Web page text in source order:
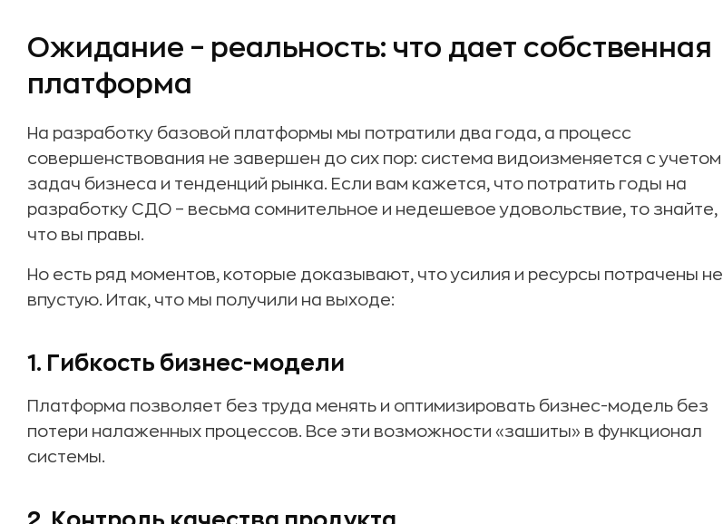
Ожидание – реальность: что дает собственная
платформа
На разработку базовой платформы мы потратили два года, а процесс
совершенствования не завершен до сих пор: система видоизменяется с учетом
задач бизнеса и тенденций рынка. Если вам кажется, что потратить годы на
разработку СДО – весьма сомнительное и недешевое удовольствие, то знайте,
что вы правы.
Но есть ряд моментов, которые доказывают, что усилия и ресурсы потрачены не
впустую. Итак, что мы получили на выходе:
1. Гибкость бизнес-модели
Платформа позволяет без труда менять и оптимизировать бизнес-модель без
потери налаженных процессов. Все эти возможности «зашиты» в функционал
системы.